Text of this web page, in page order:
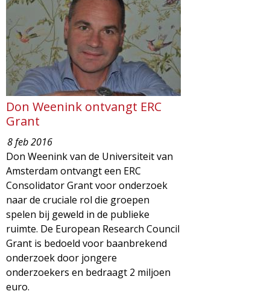
i
o
l
o
g
i
e
M
a
g
d
m
e
n
u
Don Weenink ontvangt ERC
Grant
8 feb 2016
Don Weenink van de Universiteit van
Amsterdam ontvangt een ERC
Consolidator Grant voor onderzoek
naar de cruciale rol die groepen
spelen bij geweld in de publieke
ruimte. De European Research Council
Grant is bedoeld voor baanbrekend
onderzoek door jongere
onderzoekers en bedraagt 2 miljoen
euro.